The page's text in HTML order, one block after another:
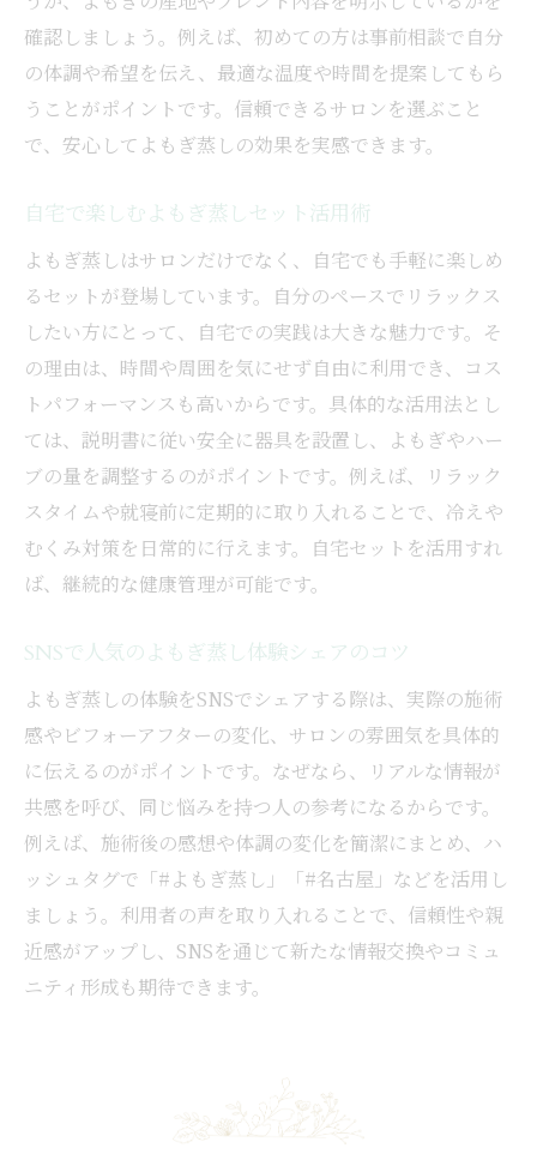
確認しましょう。例えば、初めての方は事前相談で自分
の体調や希望を伝え、最適な温度や時間を提案してもら
うことがポイントです。信頼できるサロンを選ぶこと
で、安心してよもぎ蒸しの効果を実感できます。
自宅で楽しむよもぎ蒸しセット活用術
よもぎ蒸しはサロンだけでなく、自宅でも手軽に楽しめ
るセットが登場しています。自分のペースでリラックス
したい方にとって、自宅での実践は大きな魅力です。そ
の理由は、時間や周囲を気にせず自由に利用でき、コス
トパフォーマンスも高いからです。具体的な活用法とし
ては、説明書に従い安全に器具を設置し、よもぎやハー
ブの量を調整するのがポイントです。例えば、リラック
スタイムや就寝前に定期的に取り入れることで、冷えや
むくみ対策を日常的に行えます。自宅セットを活用すれ
ば、継続的な健康管理が可能です。
SNSで人気のよもぎ蒸し体験シェアのコツ
よもぎ蒸しの体験をSNSでシェアする際は、実際の施術
感やビフォーアフターの変化、サロンの雰囲気を具体的
に伝えるのがポイントです。なぜなら、リアルな情報が
共感を呼び、同じ悩みを持つ人の参考になるからです。
例えば、施術後の感想や体調の変化を簡潔にまとめ、ハ
ッシュタグで「#よもぎ蒸し」「#名古屋」などを活用し
ましょう。利用者の声を取り入れることで、信頼性や親
近感がアップし、SNSを通じて新たな情報交換やコミュ
ニティ形成も期待できます。